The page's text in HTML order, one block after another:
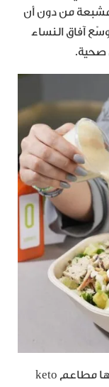
من دون أن
آفاق النساء
صحية.
تشهد السعودية اليوم ثورة غذائية تقودها مطاعم keto